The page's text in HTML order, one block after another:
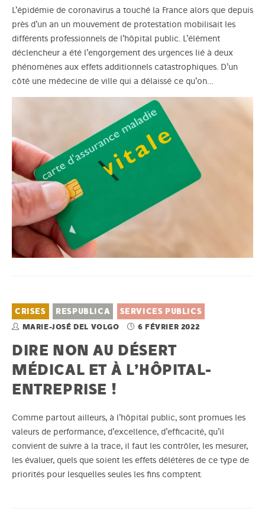
L’épidémie de coronavirus a touché la France alors que depuis
près d’un an un mouvement de protestation mobilisait les
différents professionnels de l’hôpital public. L’élément
déclencheur a été l’engorgement des urgences lié à deux
phénomènes aux effets additionnels catastrophiques. D’un
côté une médecine de ville qui a délaissé ce qu’on…
CRISES RESPUBLICA SERVICES PUBLICS
MARIE-JOSÉ DEL VOLGO 6 FÉVRIER 2022
DIRE NON AU DÉSERT
MÉDICAL ET À L’HÔPITAL-
ENTREPRISE !
Comme partout ailleurs, à l’hôpital public, sont promues les
valeurs de performance, d’excellence, d’efficacité, qu’il
convient de suivre à la trace, il faut les contrôler, les mesurer,
les évaluer, quels que soient les effets délétères de ce type de
priorités pour lesquelles seules les fins comptent.